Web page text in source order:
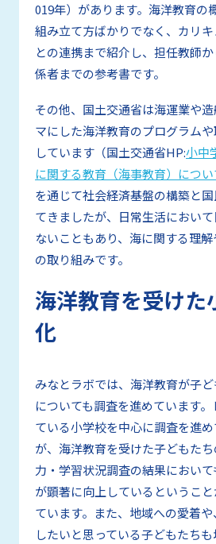
019年）があります。海洋教育の
組み立て方ばかりでなく、カリ
との連携まで紹介し、担任教師
係者までの参考書です。
その他、国土交通省は海運業や
マにした海洋教育のプログラム
しています（国土交通省HP:小中
に関する教育（海事教育）につい
を通じて社会経済基盤の構築と
てきましたが、日常生活におい
ないこともあり、海に関する理
の取り組みです。
海洋教育を受けた
化
みなとラボでは、海洋教育が子
についても調査を進めています
ている小学校を中心に調査を進
が、海洋教育を受けた子どもた
力・学習状況調査の結果におい
が顕著に向上しているというこ
ています。また、地域への愛着
したいと思っている子どもたち